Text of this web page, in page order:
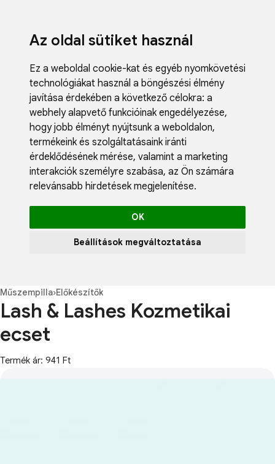
Az oldal sütiket használ
Ez a weboldal cookie-kat és egyéb nyomkövetési
technológiákat használ a böngészési élmény
javítása érdekében a következő célokra: a
webhely alapvető funkcióinak engedélyezése,
hogy jobb élményt nyújtsunk a weboldalon,
termékeink és szolgáltatásaink iránti
érdeklődésének mérése, valamint a marketing
interakciók személyre szabása, az Ön számára
relevánsabb hirdetések megjelenítése.
OK
Beállítások megváltoztatása
Blog
Műszempilla›Előkészítők
Lash & Lashes Kozmetikai
ecset
Termék ár: 941 Ft